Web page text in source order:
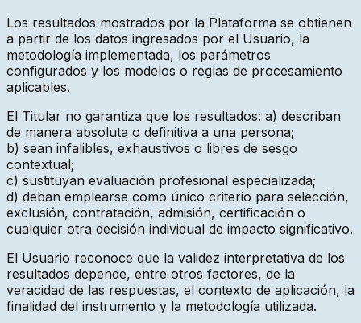
Los resultados mostrados por la Plataforma se obtienen
a partir de los datos ingresados por el Usuario, la
metodología implementada, los parámetros
configurados y los modelos o reglas de procesamiento
aplicables.
El Titular no garantiza que los resultados: a) describan
de manera absoluta o definitiva a una persona;
b) sean infalibles, exhaustivos o libres de sesgo
contextual;
c) sustituyan evaluación profesional especializada;
d) deban emplearse como único criterio para selección,
exclusión, contratación, admisión, certificación o
cualquier otra decisión individual de impacto significativo.
El Usuario reconoce que la validez interpretativa de los
resultados depende, entre otros factores, de la
veracidad de las respuestas, el contexto de aplicación, la
finalidad del instrumento y la metodología utilizada.